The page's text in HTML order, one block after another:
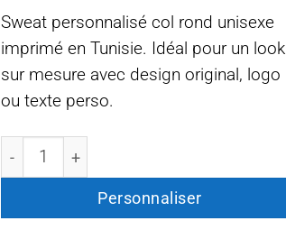
Sweat personnalisé col rond unisexe
imprimé en Tunisie. Idéal pour un look
sur mesure avec design original, logo
ou texte perso.
quantité de Sweat col rond unisexe
Personnaliser